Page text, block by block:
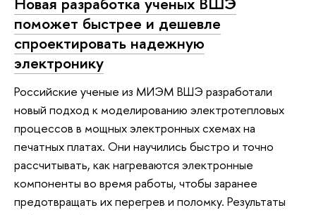
поможет быстрее и дешевле
спроектировать надежную
электронику
Российские ученые из МИЭМ ВШЭ разработали
новый подход к моделированию электротепловых
процессов в мощных электронных схемах на
печатных платах. Они научились быстро и точно
рассчитывать, как нагреваются электронные
компоненты во время работы, чтобы заранее
предотвращать их перегрев и поломку. Результаты